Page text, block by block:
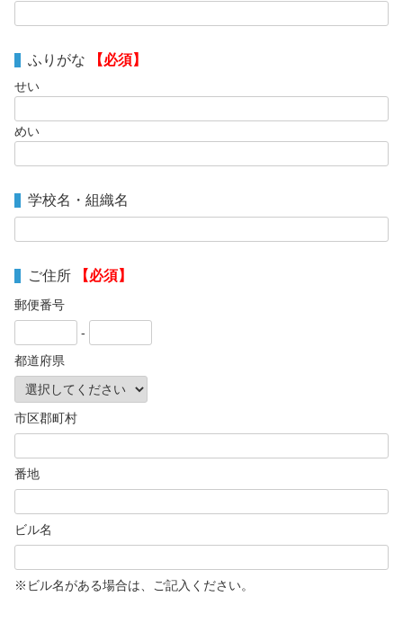
ふりがな 【必須】
せい
めい
学校名・組織名
ご住所 【必須】
郵便番号
-
都道府県
市区郡町村
番地
ビル名
※ビル名がある場合は、ご記入ください。